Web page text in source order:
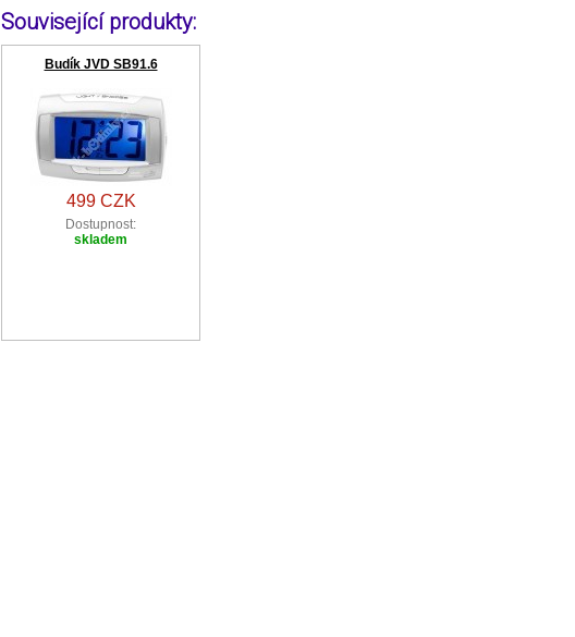
Související produkty:
Budík JVD SB91.6
499 CZK
Dostupnost:
skladem